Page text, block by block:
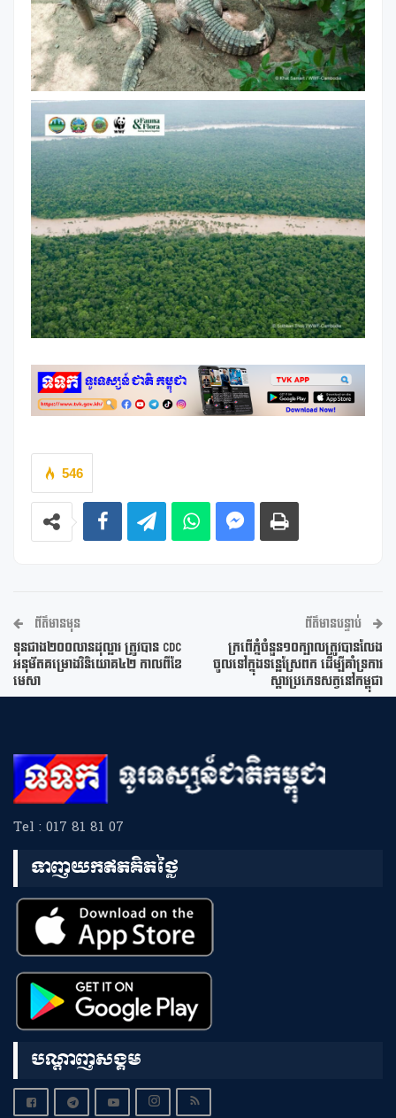
546
ព័ត៌មានមុន
ទុនជាង២០០លានដុល្លារ ត្រូវបាន CDC
អនុម័តគម្រោងវិនិយោគ៤២ កាលពីខែ
មេសា
ព័ត៌មានបន្ទាប់
ក្រពើភ្នំចំនួន១០ក្បាលត្រូវបានលែង
ចូលទៅក្នុងទន្លេស្រែពក ដើម្បីគាំទ្រការ
ស្តារប្រភេទសត្វនៅកម្ពុជា
Tel : 017 81 81 07
ទាញយកឥតគិតថ្លៃ
បណ្តាញសង្គម